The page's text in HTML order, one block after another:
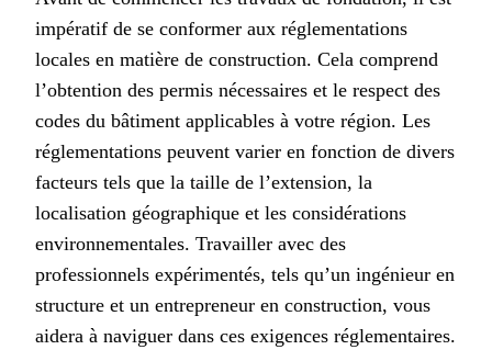
impératif de se conformer aux réglementations
locales en matière de construction. Cela comprend
l’obtention des permis nécessaires et le respect des
codes du bâtiment applicables à votre région. Les
réglementations peuvent varier en fonction de divers
facteurs tels que la taille de l’extension, la
localisation géographique et les considérations
environnementales. Travailler avec des
professionnels expérimentés, tels qu’un ingénieur en
structure et un entrepreneur en construction, vous
aidera à naviguer dans ces exigences réglementaires.